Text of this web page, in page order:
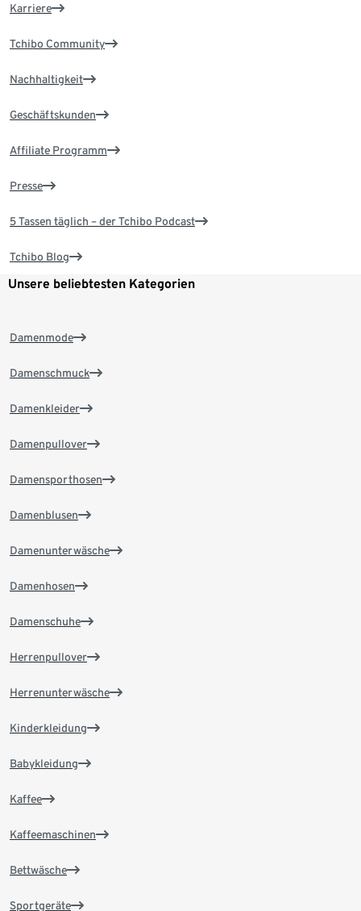
Karriere
Tchibo Community
Nachhaltigkeit
Geschäftskunden
Affiliate Programm
Presse
5 Tassen täglich – der Tchibo Podcast
Tchibo Blog
Unsere beliebtesten Kategorien
Damenmode
Damenschmuck
Damenkleider
Damenpullover
Damensporthosen
Damenblusen
Damenunterwäsche
Damenhosen
Damenschuhe
Herrenpullover
Herrenunterwäsche
Kinderkleidung
Babykleidung
Kaffee
Kaffeemaschinen
Bettwäsche
Sportgeräte